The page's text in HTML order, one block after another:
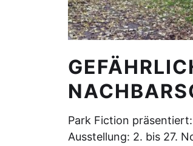
Park Fiction präsentiert:
Ausstellung: 2. bis 27.